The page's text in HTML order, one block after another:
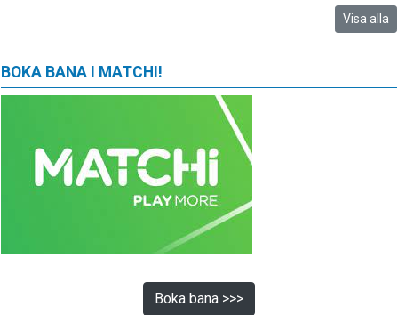
Visa alla
BOKA BANA I MATCHI!
Boka bana >>>